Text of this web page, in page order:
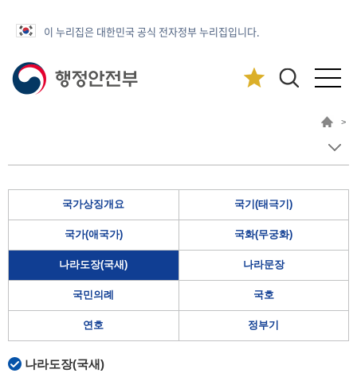
이 누리집은 대한민국 공식 전자정부 누리집입니다.
>
국가상징개요 국기(태극기)
국가(애국가) 국화(무궁화)
나라도장(국새) 나라문장
국민의례 국호
연호 정부기
나라도장(국새)